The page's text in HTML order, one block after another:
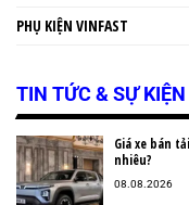
PHỤ KIỆN VINFAST
TIN TỨC & SỰ KIỆN
Giá xe bán
nhiêu?
08.08.2026